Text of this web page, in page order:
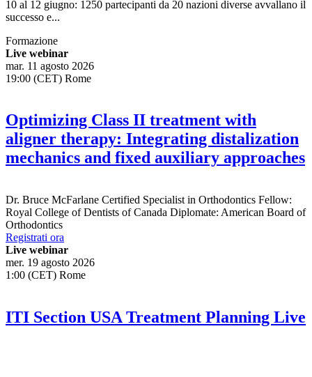
10 al 12 giugno: 1250 partecipanti da 20 nazioni diverse avvallano il
successo e...
Formazione
Live webinar
mar. 11 agosto 2026
19:00 (CET) Rome
Optimizing Class II treatment with
aligner therapy: Integrating distalization
mechanics and fixed auxiliary approaches
Dr. Bruce McFarlane Certified Specialist in Orthodontics Fellow:
Royal College of Dentists of Canada Diplomate: American Board of
Orthodontics
Registrati ora
Live webinar
mer. 19 agosto 2026
1:00 (CET) Rome
ITI Section USA Treatment Planning Live